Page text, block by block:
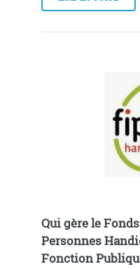
Qui gère le
Personnes
Fonction